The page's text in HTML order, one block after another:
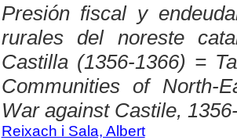
Presión fiscal y
rurales del noreste
Castilla (1356-1366) =
Communities of North-
War against Castile,
Reixach i Sala, Albert